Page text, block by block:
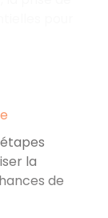
la
de